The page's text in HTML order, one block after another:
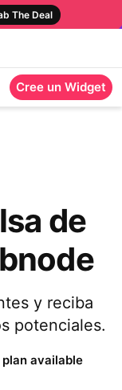
The Deal
Cree un Widget
de
y reciba
potenciales.
plan available